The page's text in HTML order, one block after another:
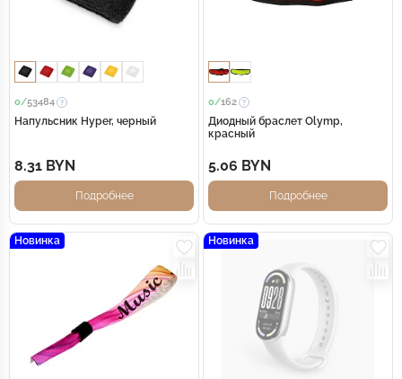
0/53484
Напульсник Hyper, черный
8.31 BYN
Подробнее
0/162
Диодный браслет Olymp,
красный
5.06 BYN
Подробнее
Новинка Новинка